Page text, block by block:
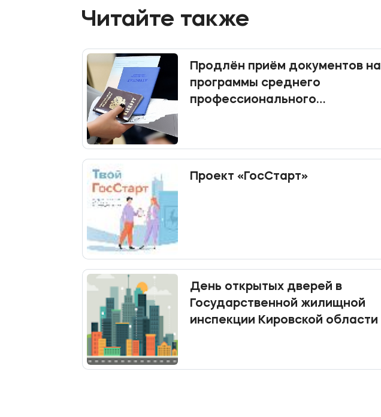
Читайте также
Продлён приём документов на
программы среднего
профессионального
Проект «ГосСтарт»
День открытых дверей в
Государственной жилищной
инспекции Кировской области